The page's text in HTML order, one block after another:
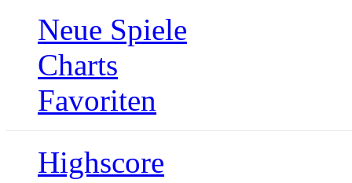
Neue Spiele
Charts
Favoriten
Highscore